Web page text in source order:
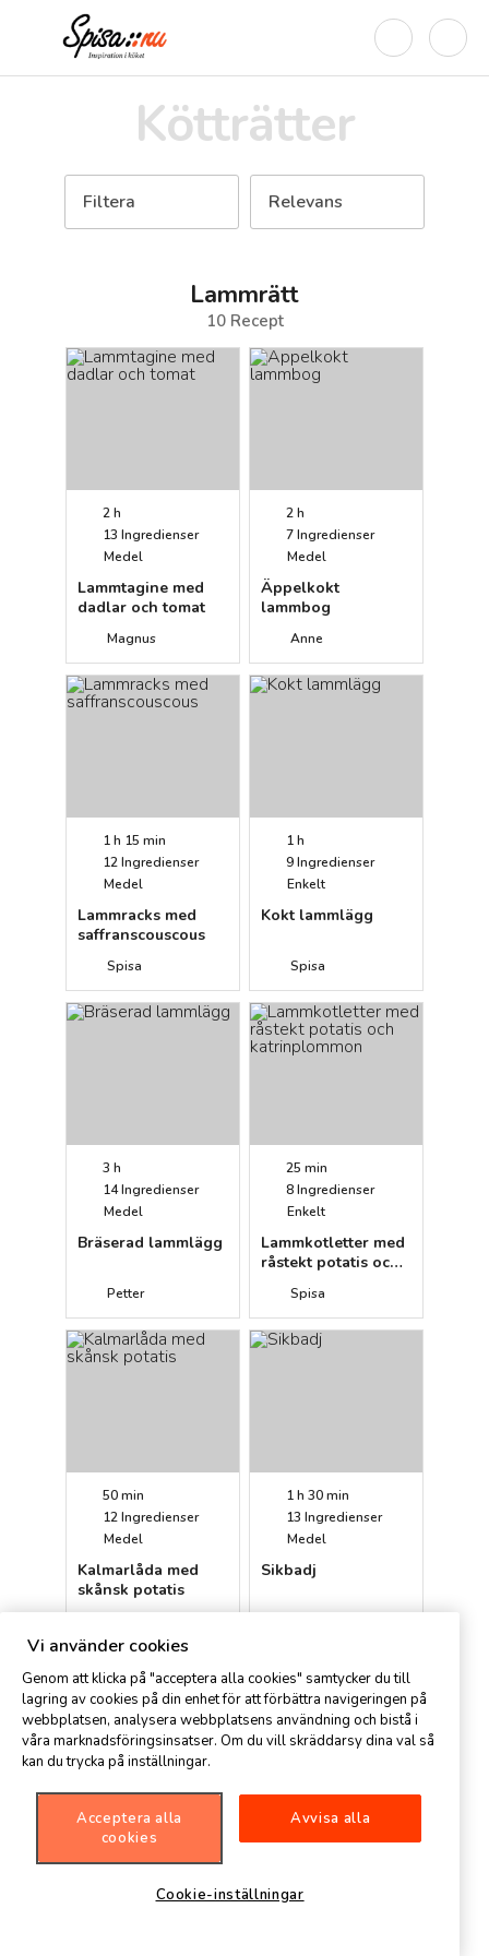
Kötträtter
Filtera Relevans
Lammrätt
10Recept
2 h
13 Ingredienser
Medel
Lammtagine med
dadlar och tomat
Magnus
2 h
7Ingredienser
Medel
Äppelkokt
lammbog
Anne
1 h 15 min
12Ingredienser
Medel
Lammracks med
saffranscouscous
Spisa
1 h
9Ingredienser
Enkelt
Kokt lammlägg
Spisa
3 h
14Ingredienser
Medel
Bräserad lammlägg
Petter
25 min
8Ingredienser
Enkelt
Lammkotletter med
råstekt potatis och
Spisa
50 min
12Ingredienser
Medel
Kalmarlåda med
skånsk potatis
1 h 30 min
13 Ingredienser
Medel
Sikbadj
1 h 15 min
7Ingredienser
Medel
Lammlägg i ugn
4 h
19Ingredienser
Rosmarinkryddad
Vi använder cookies
Genom att klicka på "acceptera alla cookies" samtycker du till
lagring av cookies på din enhet för att förbättra navigeringen på
webbplatsen, analysera webbplatsens användning och bistå i
våra marknadsföringsinsatser. Om du vill skräddarsy dina val så
kan du trycka på inställningar.
Acceptera alla
cookies
Avvisa alla
Cookie-inställningar